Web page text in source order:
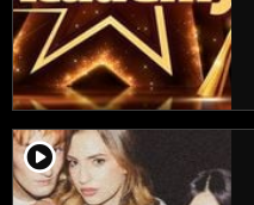
player2